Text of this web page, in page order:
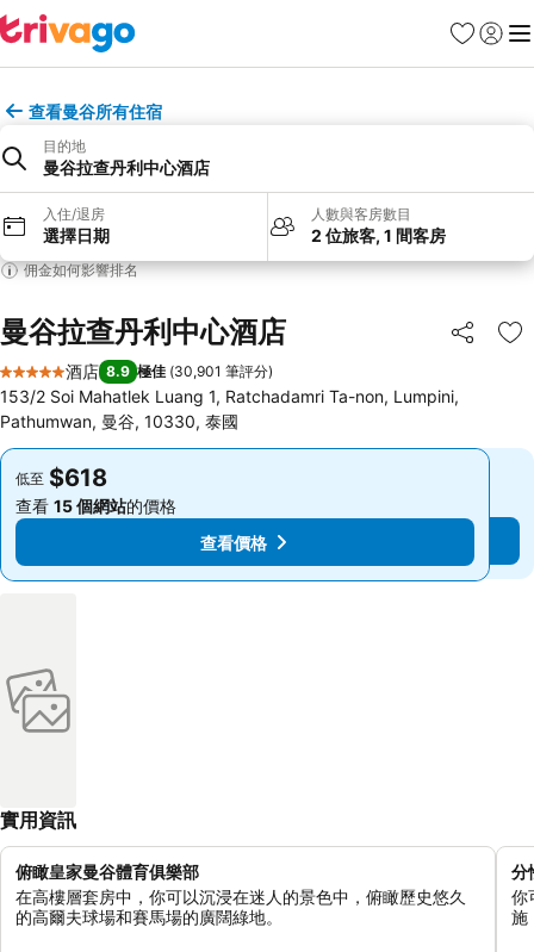
收藏夾
登入 選
查看曼谷所有住宿
目的地
曼谷拉查丹利中心酒店
入住/退房
選擇日期
人數與客房數目
2 位旅客, 1 間客房
佣金如何影響排名
曼谷拉查丹利中心酒店 分享
放
5 星級
酒店 8.9 極佳 (30,901 筆評分)
153/2 Soi Mahatlek Luang 1, Ratchadamri Ta-non, Lumpini,
Pathumwan, 曼谷, 10330, 泰國
低至 $618
查看 15 個網站的價格
查看價格
低至 $618
查看 15 個網站的價格
查看價格
實用資訊
俯瞰皇家曼谷體育俱樂部
在高樓層套房中，你可以沉浸在迷人的景色中，俯瞰歷史悠久
的高爾夫球場和賽馬場的廣闊綠地。
分
你
施